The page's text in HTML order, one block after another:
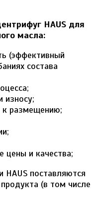
HAUS для
масла:
(эффективный
состава
износу;
к размещению;
цены и качества;
HAUS поставляются
(в том числе